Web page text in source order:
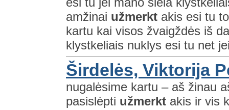
amžinai užmerkt akis esi tu
kartu kai visos žvaigždės iš
klystkeliais nuklys esi tu net
Širdelės, Viktorija
nugalėsime kartu – aš žinau
pasislėpti užmerkt akis ir vis